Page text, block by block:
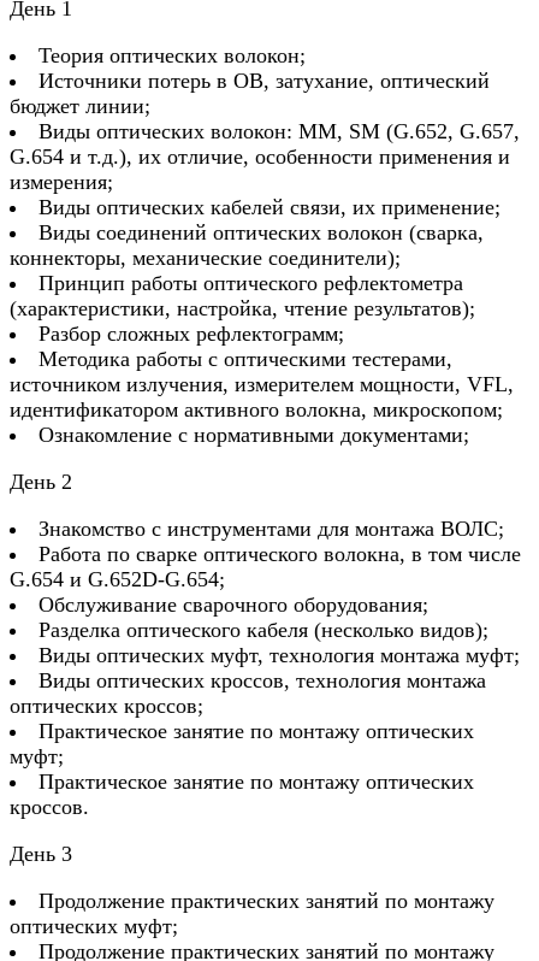
День 1
Теория оптических волокон;
Источники потерь в ОВ, затухание, оптический
бюджет линии;
Виды оптических волокон: ММ, SM (G.652, G.657,
G.654 и т.д.), их отличие, особенности применения и
измерения;
Виды оптических кабелей связи, их применение;
Виды соединений оптических волокон (сварка,
коннекторы, механические соединители);
Принцип работы оптического рефлектометра
(характеристики, настройка, чтение результатов);
Разбор сложных рефлектограмм;
Методика работы с оптическими тестерами,
источником излучения, измерителем мощности, VFL,
идентификатором активного волокна, микроскопом;
Ознакомление с нормативными документами;
День 2
Знакомство с инструментами для монтажа ВОЛС;
Работа по сварке оптического волокна, в том числе
G.654 и G.652D-G.654;
Обслуживание сварочного оборудования;
Разделка оптического кабеля (несколько видов);
Виды оптических муфт, технология монтажа муфт;
Виды оптических кроссов, технология монтажа
оптических кроссов;
Практическое занятие по монтажу оптических
муфт;
Практическое занятие по монтажу оптических
кроссов.
День 3
Продолжение практических занятий по монтажу
оптических муфт;
Продолжение практических занятий по монтажу